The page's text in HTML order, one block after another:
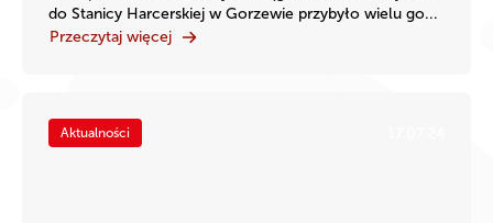
do Stanicy Harcerskiej w Gorzewie przybyło wielu go...
Przeczytaj więcej
Aktualności